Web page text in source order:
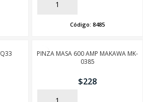
AÑADIR
Código: 8485
PINZA MASA 600 AMP MAKAWA MK-
0385
$228
AÑADIR